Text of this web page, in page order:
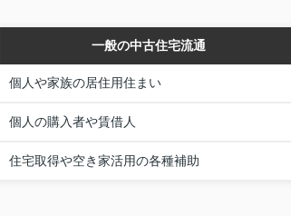
一般の中古住宅流通
個人や家族の居住用住まい
個人の購入者や賃借人
住宅取得や空き家活用の各種補助